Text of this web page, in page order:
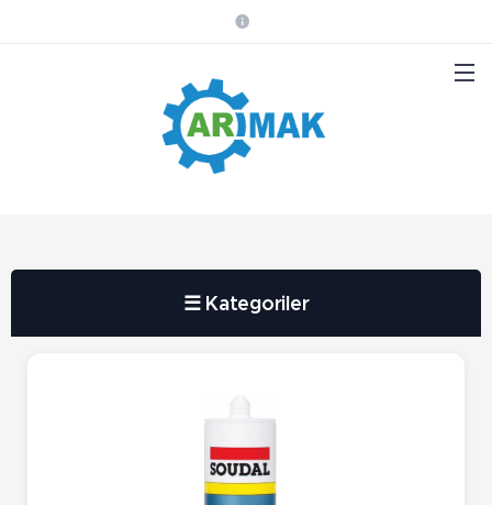
☰ Kategoriler